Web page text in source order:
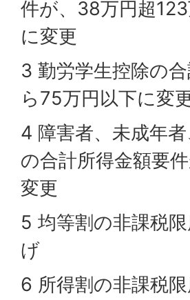
件が、38万円超
に変更
3 勤労学生控除の
ら75万円以下に変
4 障害者、未成年
の合計所得金額要
変更
5 均等割の非課税
げ
6 所得割の非課税